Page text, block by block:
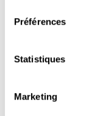
Préférences
Statistiques
Marketing